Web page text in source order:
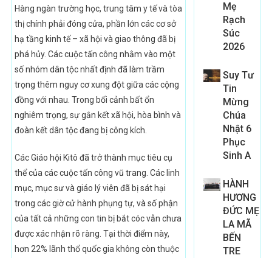
Hàng ngàn trường học, trung tâm y tế và tòa
thị chính phải đóng cửa, phần lớn các cơ sở
hạ tầng kinh tế – xã hội và giao thông đã bị
phá hủy. Các cuộc tấn công nhằm vào một
số nhóm dân tộc nhất định đã làm trầm
trọng thêm nguy cơ xung đột giữa các cộng
đồng với nhau. Trong bối cảnh bất ổn
nghiêm trọng, sự gắn kết xã hội, hòa bình và
đoàn kết dân tộc đang bị công kích.
Các Giáo hội Kitô đã trở thành mục tiêu cụ
thể của các cuộc tấn công vũ trang. Các linh
mục, mục sư và giáo lý viên đã bị sát hại
trong các giờ cử hành phụng tự, và số phận
của tất cả những con tin bị bắt cóc vẫn chưa
được xác nhận rõ ràng. Tại thời điểm này,
hơn 22% lãnh thổ quốc gia không còn thuộc
Mẹ
Rạch
Súc
2026
Suy Tư
Tin
Mừng
Chúa
Nhật 6
Phục
Sinh A
HÀNH
HƯƠNG
ĐỨC MẸ
LA MÃ
BẾN
TRE